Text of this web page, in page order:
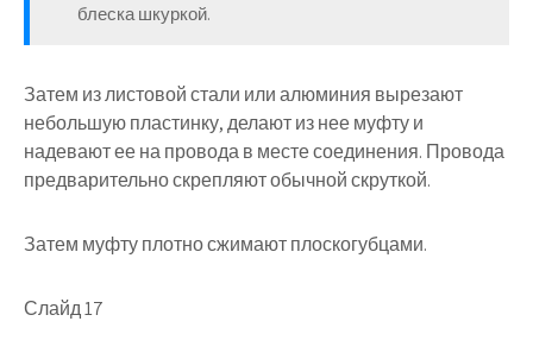
блеска шкуркой.
Затем из листовой стали или алюминия вырезают
небольшую пластинку, делают из нее муфту и
надевают ее на провода в месте соединения. Провода
предварительно скрепляют обычной скруткой.
Затем муфту плотно сжимают плоскогубцами.
Слайд 17